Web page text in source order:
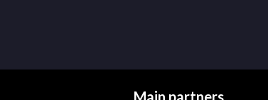
Main partners